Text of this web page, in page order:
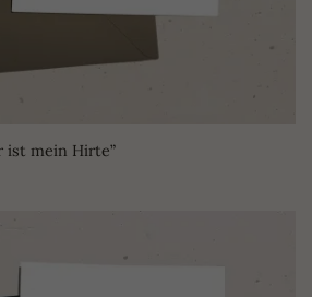
ist mein Hirte”